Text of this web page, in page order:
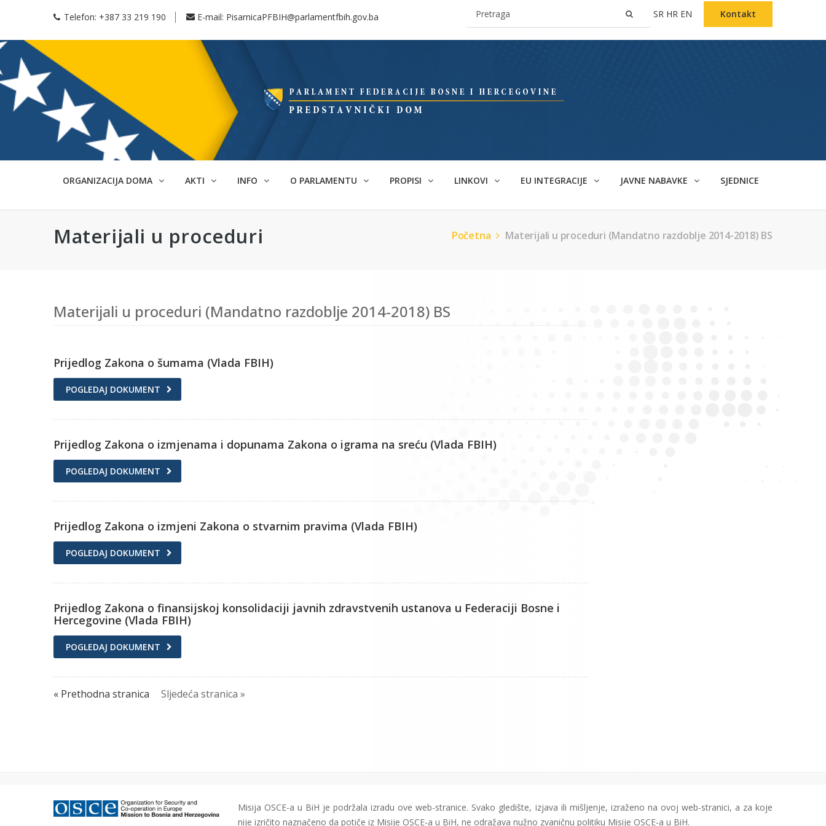
Telefon: +387 33 219 190 E-mail: PisarnicaPFBIH@parlamentfbih.gov.ba SR HR EN Kontakt
ORGANIZACIJA DOMA AKTI INFO O PARLAMENTU PROPISI LINKOVI EU INTEGRACIJE JAVNE NABAVKE SJEDNICE
Materijali u proceduri Početna Materijali u proceduri (Mandatno razdoblje 2014-2018) BS
Materijali u proceduri (Mandatno razdoblje 2014-2018) BS
Prijedlog Zakona o šumama (Vlada FBIH)
POGLEDAJ DOKUMENT
Prijedlog Zakona o izmjenama i dopunama Zakona o igrama na sreću (Vlada FBIH)
POGLEDAJ DOKUMENT
Prijedlog Zakona o izmjeni Zakona o stvarnim pravima (Vlada FBIH)
POGLEDAJ DOKUMENT
Prijedlog Zakona o finansijskoj konsolidaciji javnih zdravstvenih ustanova u Federaciji Bosne i
Hercegovine (Vlada FBIH)
POGLEDAJ DOKUMENT
« Prethodna stranica Sljedeća stranica »
Misija OSCE-a u BiH je podržala izradu ove web-stranice. Svako gledište, izjava ili mišljenje, izraženo na ovoj web-stranici, a za koje
nije izričito naznačeno da potiče iz Misije OSCE-a u BiH, ne odražava nužno zvaničnu politiku Misije OSCE-a u BiH.